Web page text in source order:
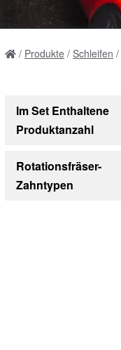
Produkte Schleifen
Im Set Enthaltene
Produktanzahl
Rotationsfräser-
Zahntypen